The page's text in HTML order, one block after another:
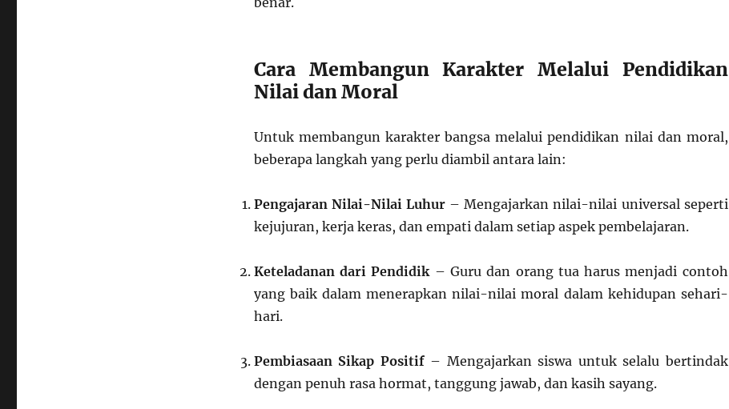
Cara Membangun Karakter Melalui Pendidikan
Nilai dan Moral
Untuk membangun karakter bangsa melalui pendidikan nilai dan moral,
beberapa langkah yang perlu diambil antara lain:
Pengajaran Nilai-Nilai Luhur – Mengajarkan nilai-nilai universal seperti
kejujuran, kerja keras, dan empati dalam setiap aspek pembelajaran.
Keteladanan dari Pendidik – Guru dan orang tua harus menjadi contoh
yang baik dalam menerapkan nilai-nilai moral dalam kehidupan sehari-
hari.
Pembiasaan Sikap Positif– Mengajarkan siswa untuk selalu bertindak
dengan penuh rasa hormat, tanggung jawab, dan kasih sayang.